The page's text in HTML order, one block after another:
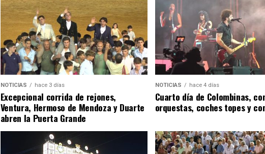
NOTICIAS hace 3 días
Excepcional corrida de rejones,
Ventura, Hermoso de Mendoza y Duarte
abren la Puerta Grande
NOTICIAS hace 4 días
Cuarto día de Colombinas,
orquestas, coches topes y